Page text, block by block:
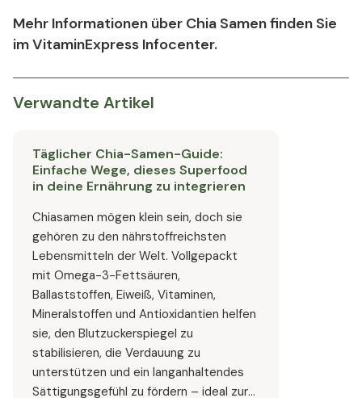
Mehr Informationen über Chia Samen finden Sie
im VitaminExpress Infocenter.
Verwandte Artikel
Täglicher Chia-Samen-Guide:
Einfache Wege, dieses Superfood
in deine Ernährung zu integrieren
Chiasamen mögen klein sein, doch sie
gehören zu den nährstoffreichsten
Lebensmitteln der Welt. Vollgepackt
mit Omega-3-Fettsäuren,
Ballaststoffen, Eiweiß, Vitaminen,
Mineralstoffen und Antioxidantien helfen
sie, den Blutzuckerspiegel zu
stabilisieren, die Verdauung zu
unterstützen und ein langanhaltendes
Sättigungsgefühl zu fördern – ideal zur